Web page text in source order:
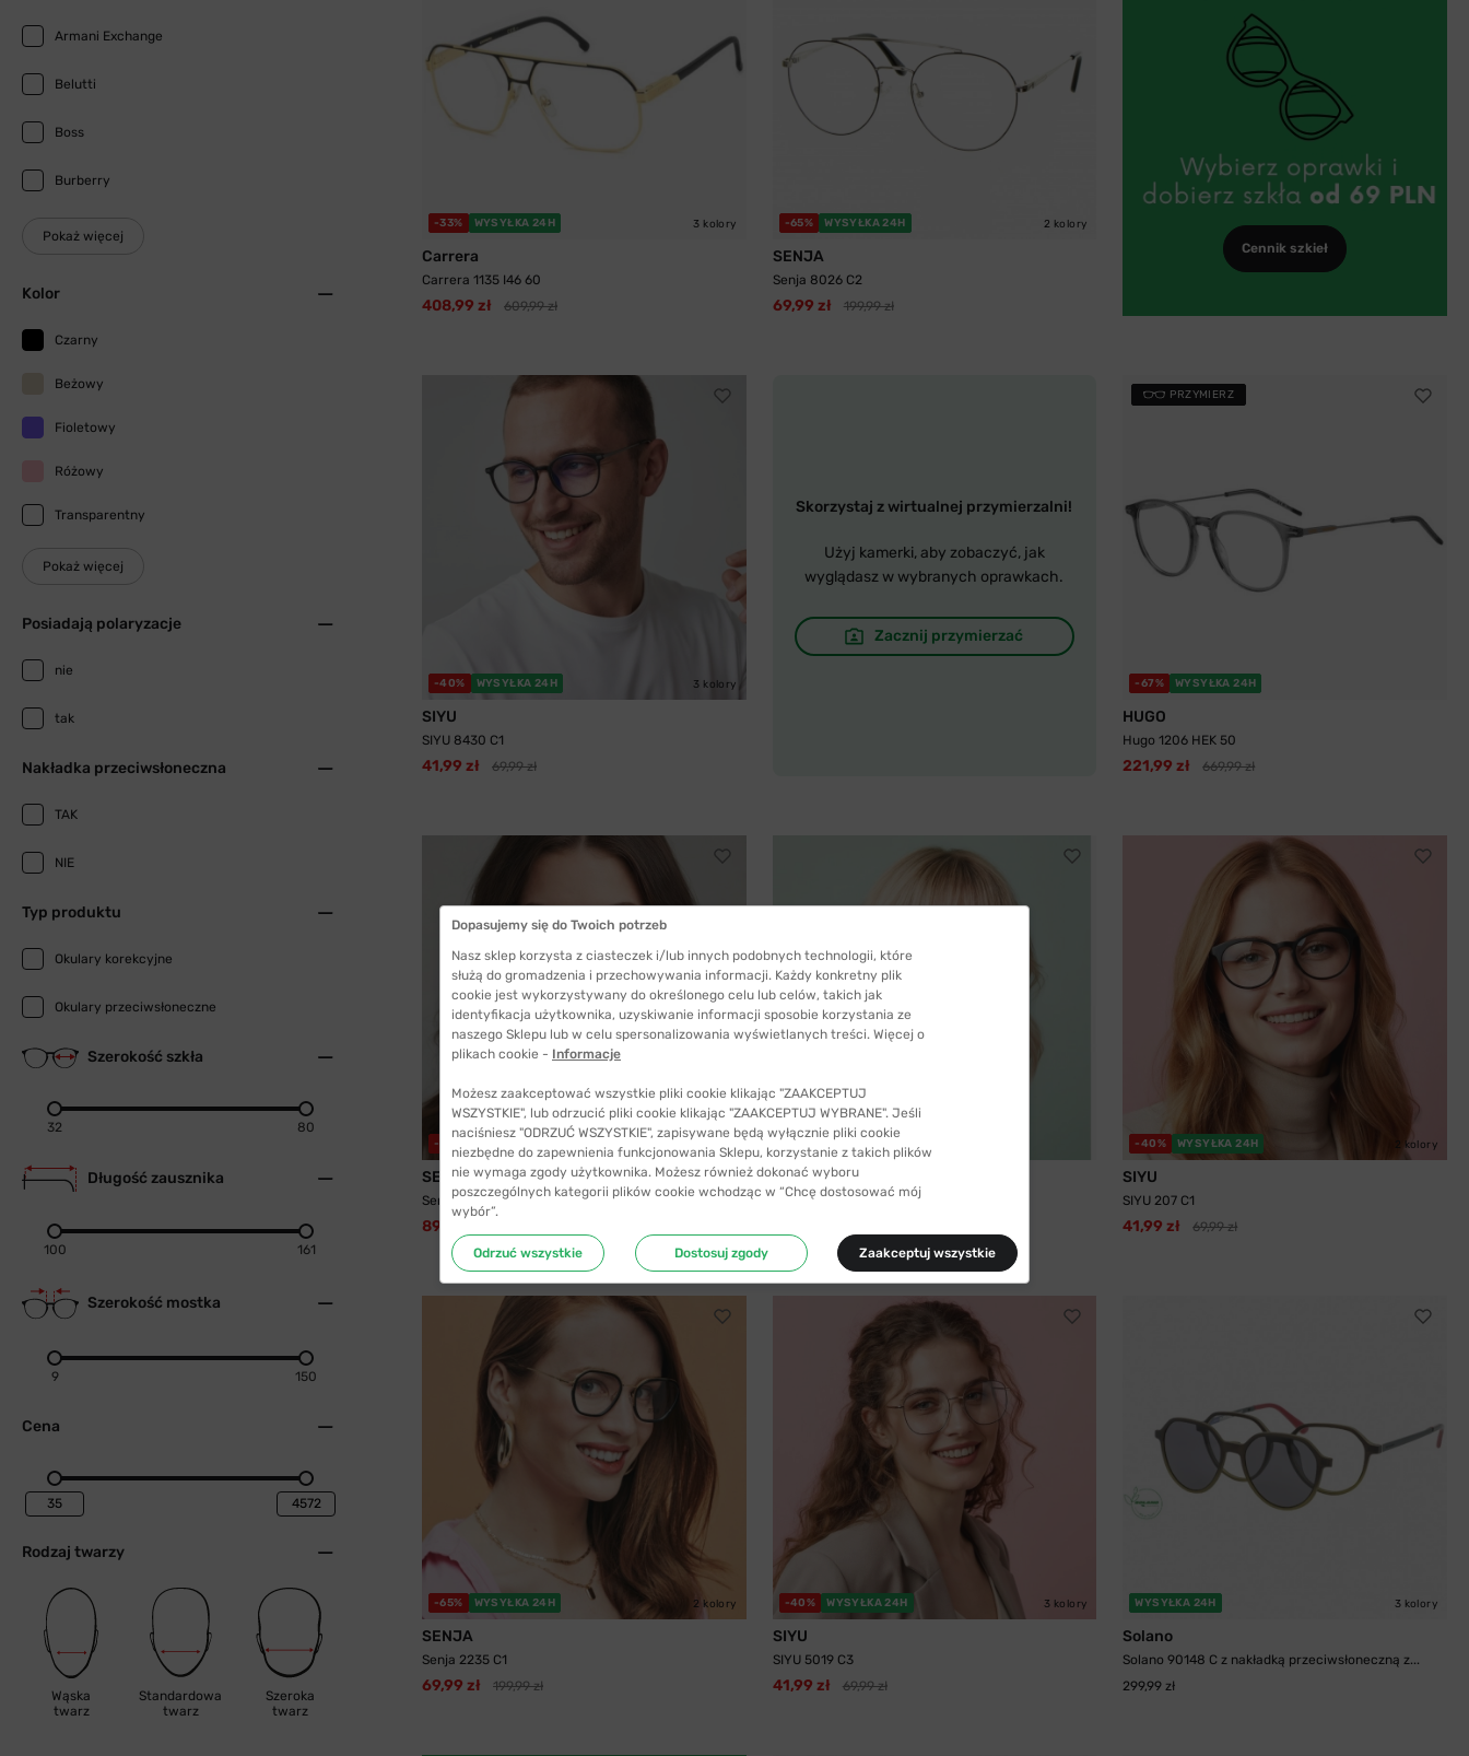
Armani Exchange
Belutti
Boss
Burberry
Pokaż więcej
Kolor
Czarny
Beżowy
Fioletowy
Różowy
Transparentny
Pokaż więcej
Posiadają polaryzacje
nie
tak
Nakładka przeciwsłoneczna
TAK
NIE
Typ produktu
Okulary korekcyjne
Okulary przeciwsłoneczne
Szerokość szkła
32 80
Długość zausznika
100 161
Szerokość mostka
9 150
Cena
Rodzaj twarzy
Wąska
twarz
Standardowa
twarz
Szeroka
twarz
-33% WYSYŁKA 24H 3 kolory
Carrera
Carrera 1135 I46 60
408,99 zł 609,99 zł
-65% WYSYŁKA 24H 2 kolory
SENJA
Senja 8026 C2
69,99 zł 199,99 zł
Cennik szkieł
-40% WYSYŁKA 24H 3 kolory
SIYU
SIYU 8430 C1
41,99 zł 69,99 zł
Skorzystaj z wirtualnej przymierzalni!
Użyj kamerki, aby zobaczyć, jak
wyglądasz w wybranych oprawkach.
Zacznij przymierzać
PRZYMIERZ
-67% WYSYŁKA 24H
HUGO
Hugo 1206 HEK 50
221,99 zł 669,99 zł
-55%
SENJA
Senja 8745 C1 z nakładką przeciwsłoneczną z...
89,99 zł
-40% WYSYŁKA 24H
SIYU
SIYU 2025 C1 56
-40% WYSYŁKA 24H 2 kolory
SIYU
SIYU 207 C1
41,99 zł 69,99 zł
-65% WYSYŁKA 24H 2 kolory
SENJA
Senja 2235 C1
69,99 zł 199,99 zł
-40% WYSYŁKA 24H 3 kolory
SIYU
SIYU 5019 C3
41,99 zł 69,99 zł
WYSYŁKA 24H 3 kolory
Solano
Solano 90148 C z nakładką przeciwsłoneczną z...
299,99 zł
Dopasujemy się do Twoich potrzeb
Nasz sklep korzysta z ciasteczek i/lub innych podobnych technologii, które
służą do gromadzenia i przechowywania informacji. Każdy konkretny plik
cookie jest wykorzystywany do określonego celu lub celów, takich jak
identyfikacja użytkownika, uzyskiwanie informacji sposobie korzystania ze
naszego Sklepu lub w celu spersonalizowania wyświetlanych treści. Więcej o
plikach cookie - Informacje
Możesz zaakceptować wszystkie pliki cookie klikając "ZAAKCEPTUJ
WSZYSTKIE", lub odrzucić pliki cookie klikając "ZAAKCEPTUJ WYBRANE". Jeśli
naciśniesz "ODRZUĆ WSZYSTKIE", zapisywane będą wyłącznie pliki cookie
niezbędne do zapewnienia funkcjonowania Sklepu, korzystanie z takich plików
nie wymaga zgody użytkownika. Możesz również dokonać wyboru
poszczególnych kategorii plików cookie wchodząc w “Chcę dostosować mój
wybór”.
Odrzuć wszystkie Dostosuj zgody Zaakceptuj wszystkie